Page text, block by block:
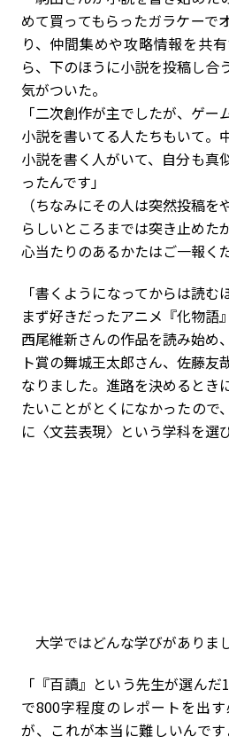
めて買ってもらったガラケーで
り、仲間集めや攻略情報を共
ら、下のほうに小説を投稿し合
気がついた。
「二次創作が主でしたが、ゲ
小説を書いてる人たちもいて。
小説を書く人がいて、自分も真
ったんです」
（ちなみにその人は突然投稿
らしいところまでは突き止めた
心当たりのあるかたはご一報く
「書くようになってからは読む
まず好きだったアニメ『化物語
西尾維新さんの作品を読み始め
ト賞の舞城王太郎さん、佐藤友
なりました。進路を決めるとき
たいことがとくになかったので
に〈文芸表現〉という学科を選
大学ではどんな学びがありま
「『百讀』という先生が選ん
で800字程度のレポートを出
が、これが本当に難しいんで